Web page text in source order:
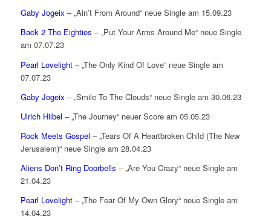
Gaby Jogeix – „Ain’t From Around“ neue Single am 15.09.23
Back 2 The Eighties – „Put Your Arms Around Me“ neue Single
am 07.07.23
Pearl Lovelight– „The Only Kind Of Love“ neue Single am
07.07.23
Gaby Jogeix – „Smile To The Clouds“ neue Single am 30.06.23
Ulrich Hilbel – „The Journey“ neuer Score am 05.05.23
Rock Meets Gospel – „Tears Of A Heartbroken Child (The New
Jerusalem)“ neue Single am 28.04.23
Aliens Don’t Ring Doorbells – „Are You Crazy“ neue Single am
21.04.23
Pearl Lovelight– „The Fear Of My Own Glory“ neue Single am
14.04.23